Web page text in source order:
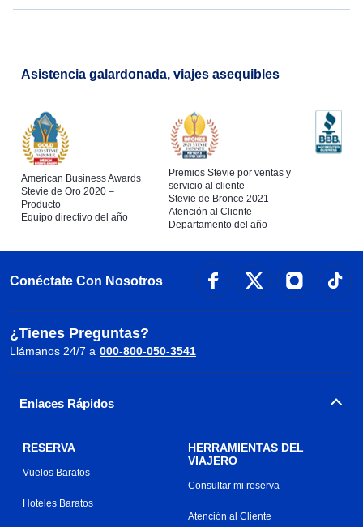
Asistencia galardonada, viajes asequibles
American Business Awards
Stevie de Oro 2020 –
Producto
Equipo directivo del año
Premios Stevie por ventas y
servicio al cliente
Stevie de Bronce 2021 –
Atención al Cliente
Departamento del año
Conéctate Con Nosotros
¿Tienes Preguntas?
Llámanos 24/7 a 000-800-050-3541
Enlaces Rápidos
RESERVA
Vuelos Baratos
Hoteles Baratos
HERRAMIENTAS DEL
VIAJERO
Consultar mi reserva
Atención al Cliente